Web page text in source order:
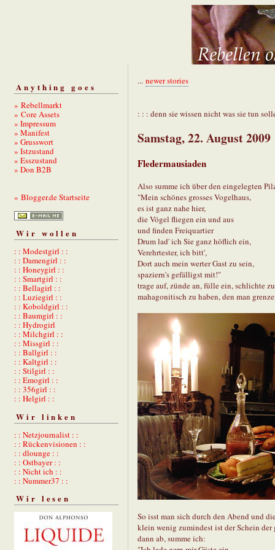
Anything goes
» Rebellmarkt
» Core Assets
» Impressum
» Manifest
» Grusswort
» Istzustand
» Esszustand
» Don B2B
» Blogger.de Startseite
Wir wollen
: : Modestgirl : :
: : Damengirl : :
: : Honeygirl : :
: : Smartgirl : :
: : Bellagirl : :
: : Luziegirl : :
: : Koboldgirl : :
: : Baumgirl : :
: : Hydrogirl
: : Milchgirl : :
: : Missgirl : :
: : Ballgirl : :
: : Kaltgirl : :
: : Stilgirl : :
: : Emogirl : :
: : 356girl : :
: : Helgirl : :
Wir linken
: : Netzjournalist : :
: : Rückenvisionen : :
: : dlounge : :
: : Ostbayer : :
: : Nicht ich : :
: : Nummer37 : :
Wir lesen
... newer stories
: : : denn sie wissen nicht was sie tun
Samstag, 22. August 2009
Fledermausiaden
Also summe ich über den eingelegten
"Mein schönes grosses Vogelhaus,
es ist ganz nahe hier,
die Vögel fliegen ein und aus
und finden Freiquartier
Drum lad' ich Sie ganz höflich ein,
Verehrtester, ich bitt',
Dort auch mein werter Gast zu sein,
spaziern's gefälligst mit!"
trage auf, zünde an, fülle ein, schlichte
mahagonitisch zu haben, den man
So isst man sich durch den Abend und
klein wenig zumindest ist der Schein der
dann ab, summe ich: